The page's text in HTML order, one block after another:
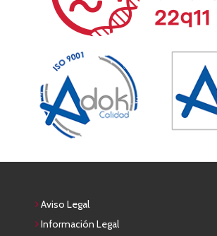
Aviso Legal
Información Legal